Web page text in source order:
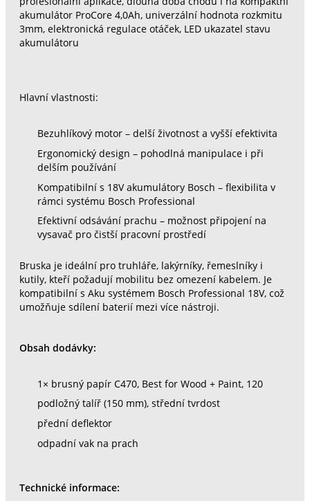
akumulátor ProCore 4,0Ah, univerzální hodnota rozkmitu
3mm, elektronická regulace otáček, LED ukazatel stavu
akumulátoru
Hlavní vlastnosti:
Bezuhlíkový motor – delší životnost a vyšší efektivita
Ergonomický design – pohodlná manipulace i při
delším používání
Kompatibilní s 18V akumulátory Bosch – flexibilita v
rámci systému Bosch Professional
Efektivní odsávání prachu – možnost připojení na
vysavač pro čistší pracovní prostředí
Bruska je ideální pro truhláře, lakýrníky, řemeslníky i
kutily, kteří požadují mobilitu bez omezení kabelem. Je
kompatibilní s Aku systémem Bosch Professional 18V, což
umožňuje sdílení baterií mezi více nástroji.
Obsah dodávky:
1× brusný papír C470, Best for Wood + Paint, 120
podložný talíř (150 mm), střední tvrdost
přední deflektor
odpadní vak na prach
Technické informace: